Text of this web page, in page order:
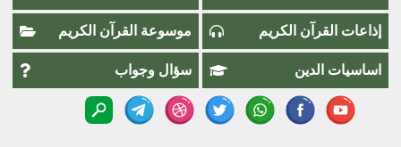
إذاعات القرآن الكريم موسوعة القرآن الكريم
اساسيات الدين سؤال وجواب